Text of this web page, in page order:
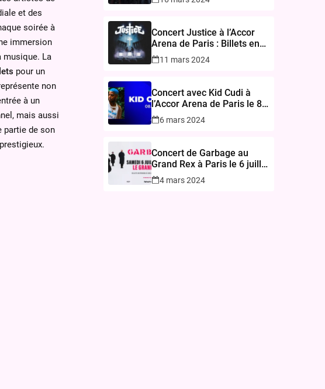
et des
soirée à
immersion
musique. La
pour un
non
à un
mais aussi
partie de son
à l’Accor Arena le 17
Concert Justice à l’Accor
Arena de Paris : Billets en
Vente le 15 Mars 2024
11 mars 2024
Concert avec Kid Cudi à
l’Accor Arena de Paris le 8
mars 2025
6 mars 2024
Concert de Garbage au
Grand Rex à Paris le 6 juillet
20244 mars 2024